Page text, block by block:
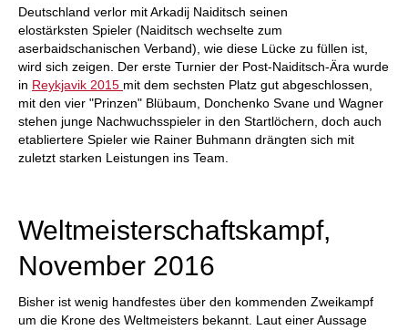
Deutschland verlor mit Arkadij Naiditsch seinen
elostärksten Spieler (Naiditsch wechselte zum
aserbaidschanischen Verband), wie diese Lücke zu füllen ist,
wird sich zeigen. Der erste Turnier der Post-Naiditsch-Ära wurde
in Reykjavik 2015 mit dem sechsten Platz gut abgeschlossen,
mit den vier "Prinzen" Blübaum, Donchenko Svane und Wagner
stehen junge Nachwuchsspieler in den Startlöchern, doch auch
etabliertere Spieler wie Rainer Buhmann drängten sich mit
zuletzt starken Leistungen ins Team.
Weltmeisterschaftskampf,
November 2016
Bisher ist wenig handfestes über den kommenden Zweikampf
um die Krone des Weltmeisters bekannt. Laut einer Aussage